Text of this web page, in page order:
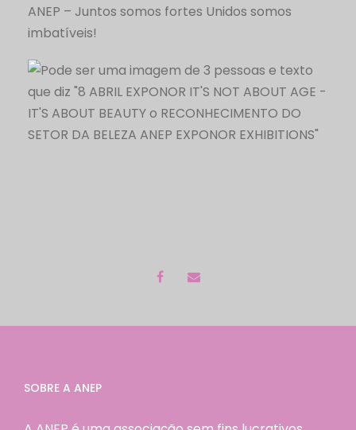
ANEP – Juntos somos fortes Unidos somos
imbatíveis!
SOBRE A ANEP